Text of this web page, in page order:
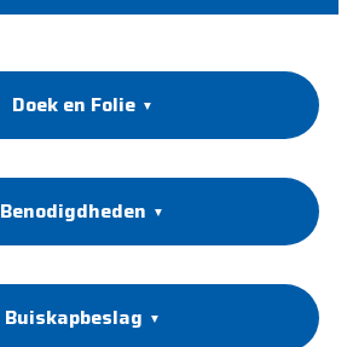
Doek en Folie
Benodigdheden
Buiskapbeslag